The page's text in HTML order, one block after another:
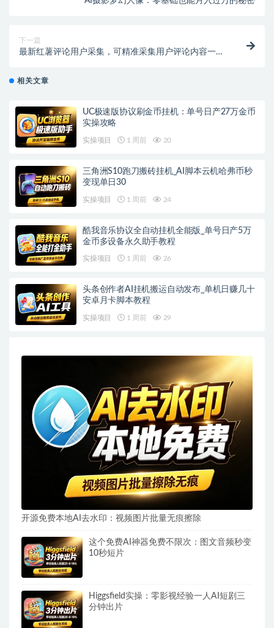
下一篇
最新红薯评论用户采集，可精准采集用户评论内容一键
相关文章
UC极速版协议刷金币挂机：单号日产27万金币
实操攻略
实操项目 1 周前 20
三角洲S10跑刀搬砖挂机_AI脚本云机哈弗币秒
变现单日30
实操项目 1 周前 24
酷我音乐协议全自动挂机全能版_单号日产5万
金币多设备永久助手教程
实操项目 1 周前 26
头条创作者AI挂机搬运自动发布_单机日赚几十
安卓月卡脚本教程
实操项目 1 周前 29
开源免费本地AI去水印：视频图片批量无痕擦除
这个免费AI神器免费不限次：图文音频秒变
10秒短片
Higgsfield实操：零影视经验一人AI短剧三
分钟出片